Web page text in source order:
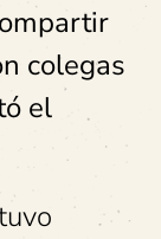
colegas
el